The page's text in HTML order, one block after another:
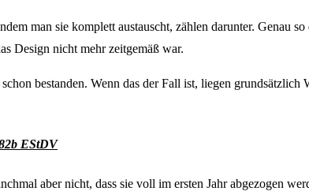
man sie komplett austauscht, zählen darunter. Genau
Design nicht mehr zeitgemäß war.
bestanden. Wenn das der Fall ist, liegen
EStDV
aber nicht, dass sie voll im ersten Jahr abgezogen